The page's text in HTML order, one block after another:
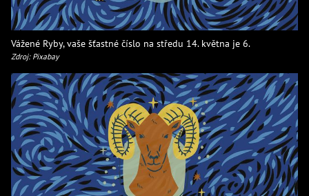
Vážené Ryby, vaše šťastné číslo na středu 14. května je 6.
Zdroj: Pixabay